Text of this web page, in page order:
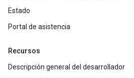
Estado
Portal de asistencia
Recursos
Descripción general del desarrollador